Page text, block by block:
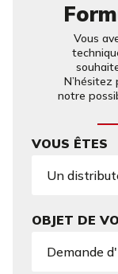
Vous
notre
VOUS ÊTES
OBJET DE